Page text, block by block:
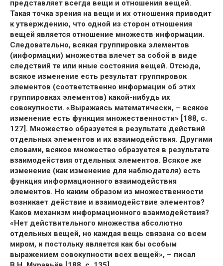
представляет всегда вещи и отношения вещей.
Такая точка зрения на вещи и их отношения приводит
к утверждению, что одной из сторон отношения
вещей является отношение множеств информации.
Следовательно, всякая группировка элементов
(информации) множества влечет за собой в виде
следствий те или иные состояния вещей. Отсюда,
всякое изменение есть результат группировок
элементов (соответственно информации об этих
группировках элементов) какой-нибудь их
совокупности. «Выражаясь математически, – всякое
изменение есть функция множественности» [188, с.
127]. Множество образуется в результате действий
отдельных элементов и их взаимодействия. Другими
словами, всякое множество образуется в результате
взаимодействия отдельных элементов. Всякое же
изменение (как изменение для наблюдателя) есть
функция информационного взаимодействия
элементов. Но каким образом из множественности
возникает действие и взаимодействие элементов?
Каков механизм информационного взаимодействия?
«Нет действительного множества абсолютно
отдельных вещей, но каждая вещь связана со всем
миром, и постольку является как бы особым
выражением совокупности всех вещей», – писал